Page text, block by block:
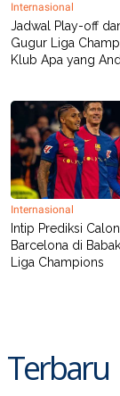
Internasional
Jadwal Play-off
Gugur Liga
Klub Apa yang
Internasional
Intip Prediksi
Barcelona di
Liga Champions
Terbaru